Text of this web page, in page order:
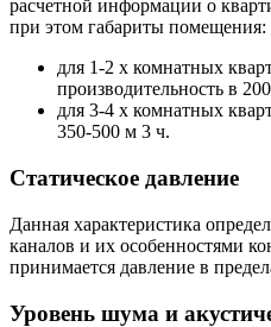
расчетной информации о
при этом габариты помещения:
для 1-2 х комнатных
производительность в
для 3-4 х комнатных
350-500 м 3 ч.
Статическое давление
Данная характеристика
каналов и их особенностями
принимается давление в
Уровень шума и